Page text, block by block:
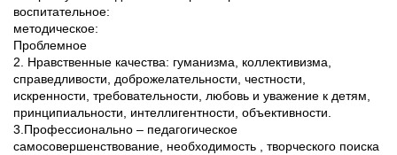
воспитательное:
методическое:
Проблемное
2. Нравственные качества: гуманизма, коллективизма,
справедливости, доброжелательности, честности,
искренности, требовательности, любовь и уважение к детям,
принципиальности, интеллигентности, объективности.
3.Профессионально – педагогическое
самосовершенствование, необходимость , творческого поиска